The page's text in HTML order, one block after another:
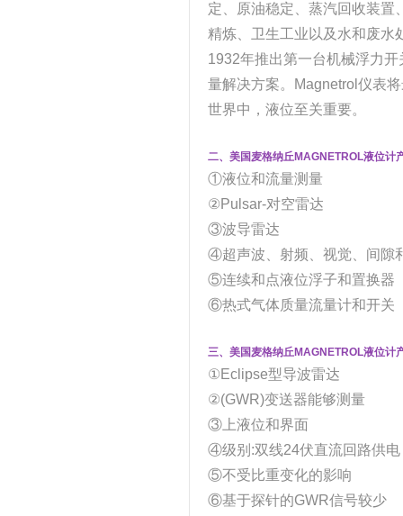
定、原油稳定、蒸汽回收装置
精炼、卫生工业以及水和废水
1932年推出第一台机械浮力
量解决方案。Magnetrol仪表
世界中，液位至关重要。
二、美国麦格纳丘MAGNETROL液位计
①液位和流量测量
②Pulsar-对空雷达
③波导雷达
④超声波、射频、视觉、间隙
⑤连续和点液位浮子和置换器
⑥热式气体质量流量计和开关
三、美国麦格纳丘MAGNETROL液位计
①Eclipse型导波雷达
②(GWR)变送器能够测量
③上液位和界面
④级别:双线24伏直流回路供电
⑤不受比重变化的影响
⑥基于探针的GWR信号较少